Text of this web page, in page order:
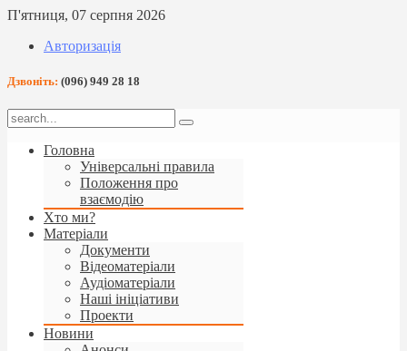
П'ятниця, 07 серпня 2026
Авторизація
Дзвоніть: (096) 949 28 18
Головна
Універсальні правила
Положення про
взаємодію
Хто ми?
Матеріали
Документи
Відеоматеріали
Аудіоматеріали
Наші ініціативи
Проекти
Новини